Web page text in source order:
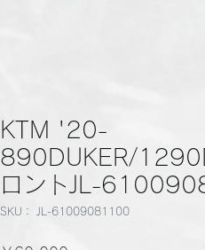
KTM '20-
890DUKER/
ロントJL-
SKU： JL-61009081100